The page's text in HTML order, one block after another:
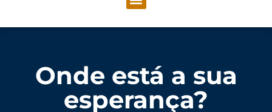
Onde está a sua
esperança?